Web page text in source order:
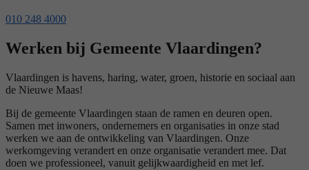
010 248 4000
Werken bij Gemeente Vlaardingen?
Vlaardingen is havens, haring, water, groen, historie en sociaal aan
de Nieuwe Maas!
Bij de gemeente Vlaardingen staan de ramen en deuren open.
Samen met inwoners, ondernemers en organisaties in onze stad
werken we aan de ontwikkeling van Vlaardingen. Onze
werkomgeving verandert en onze organisatie verandert mee. Dat
doen we professioneel, vanuit gelijkwaardigheid en met lef.